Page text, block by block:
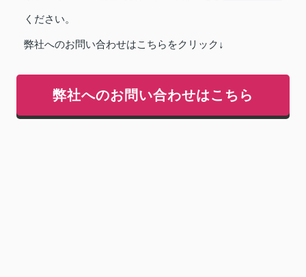
ください。
弊社へのお問い合わせはこちらをクリック↓
弊社へのお問い合わせはこちら